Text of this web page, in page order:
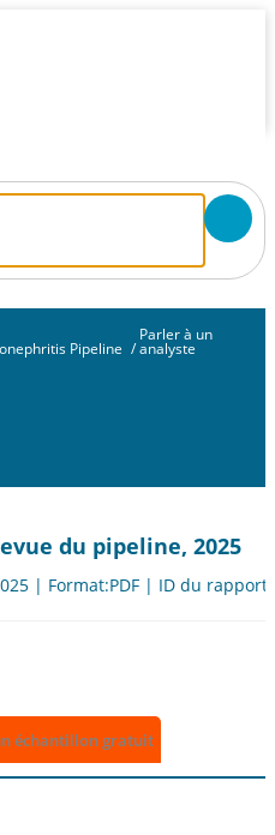
Pipeline /
Parler à un
analyste
du pipeline, 2025
| Format:PDF | ID du
échantillon gratuit